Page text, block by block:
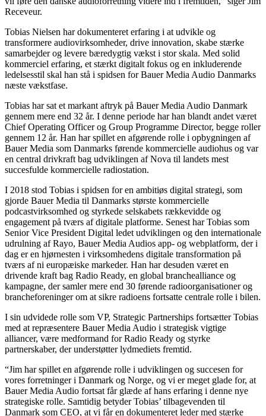
Receveur.
Tobias Nielsen har dokumenteret erfaring i at udvikle og
transformere audiovirksomheder, drive innovation, skabe stærke
samarbejder og levere bæredygtig vækst i stor skala. Med solid
kommerciel erfaring, et stærkt digitalt fokus og en inkluderende
ledelsesstil skal han stå i spidsen for Bauer Media Audio Danmarks
næste vækstfase.
Tobias har sat et markant aftryk på Bauer Media Audio Danmark
gennem mere end 32 år. I denne periode har han blandt andet været
Chief Operating Officer og Group Programme Director, begge roller
gennem 12 år. Han har spillet en afgørende rolle i opbygningen af
Bauer Media som Danmarks førende kommercielle audiohus og var
en central drivkraft bag udviklingen af Nova til landets mest
succesfulde kommercielle radiostation.
I 2018 stod Tobias i spidsen for en ambitiøs digital strategi, som
gjorde Bauer Media til Danmarks største kommercielle
podcastvirksomhed og styrkede selskabets rækkevidde og
engagement på tværs af digitale platforme. Senest har Tobias som
Senior Vice President Digital ledet udviklingen og den internationale
udrulning af Rayo, Bauer Media Audios app- og webplatform, der i
dag er en hjørnesten i virksomhedens digitale transformation på
tværs af ni europæiske markeder. Han har desuden været en
drivende kraft bag Radio Ready, en global branchealliance og
kampagne, der samler mere end 30 førende radioorganisationer og
brancheforeninger om at sikre radioens fortsatte centrale rolle i bilen.
I sin udvidede rolle som VP, Strategic Partnerships fortsætter Tobias
med at repræsentere Bauer Media Audio i strategisk vigtige
alliancer, være medformand for Radio Ready og styrke
partnerskaber, der understøtter lydmediets fremtid.
“Jim har spillet en afgørende rolle i udviklingen og succesen for
vores forretninger i Danmark og Norge, og vi er meget glade for, at
Bauer Media Audio fortsat får glæde af hans erfaring i denne nye
strategiske rolle. Samtidig betyder Tobias’ tilbagevenden til
Danmark som CEO, at vi får en dokumenteret leder med stærke